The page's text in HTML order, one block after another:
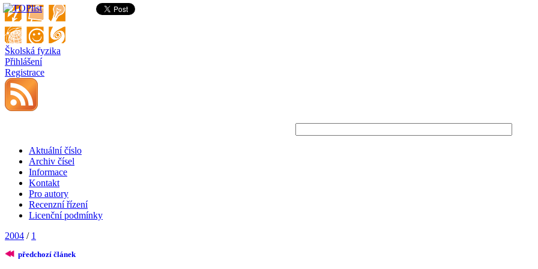
Školská fyzika
Přihlášení
Registrace
Aktuální číslo
Archiv čísel
Informace
Kontakt
Pro autory
Recenzní řízení
Licenční podmínky
2004 / 1
předchozí článek